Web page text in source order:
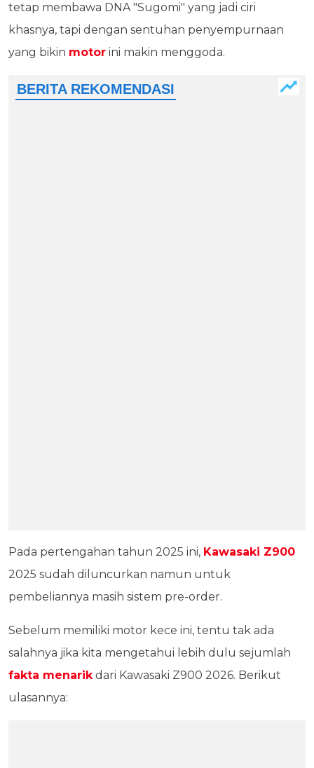
tetap membawa DNA "Sugomi" yang jadi ciri
khasnya, tapi dengan sentuhan penyempurnaan
yang bikin motor ini makin menggoda.
Pada pertengahan tahun 2025 ini, Kawasaki Z900
2025 sudah diluncurkan namun untuk
pembeliannya masih sistem pre-order.
Sebelum memiliki motor kece ini, tentu tak ada
salahnya jika kita mengetahui lebih dulu sejumlah
fakta menarikdari Kawasaki Z900 2026. Berikut
ulasannya: